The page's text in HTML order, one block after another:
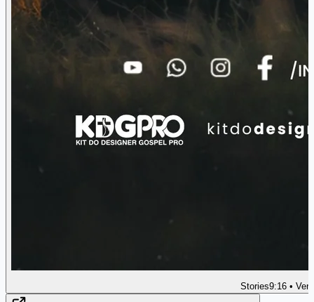
Stories9:16 •